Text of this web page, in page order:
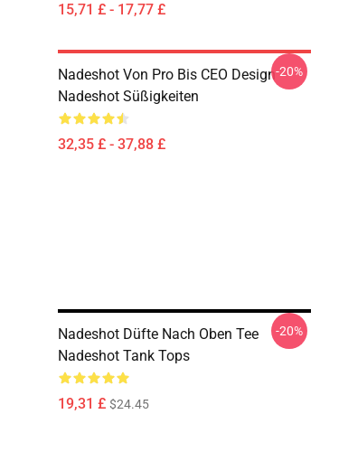
15,71 £ - 17,77 £
Nadeshot Von Pro Bis CEO Design
Nadeshot Süßigkeiten
32,35 £ - 37,88 £
-20%
Nadeshot Düfte Nach Oben Tee
Nadeshot Tank Tops
19,31 £ $24.45
-20%